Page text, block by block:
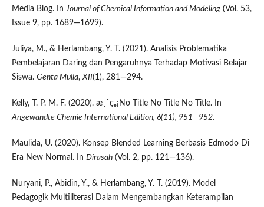
Media Blog. InJournal of Chemical Information and Modeling(Vol. 53,
Issue 9, pp. 1689—1699).
Juliya, M., & Herlambang, Y. T. (2021). Analisis Problematika
Pembelajaran Daring dan Pengaruhnya Terhadap Motivasi Belajar
Siswa. Genta Mulia,XII(1), 281—294.
Kelly, T. P. M. F. (2020). æ¸ˆç„¡No Title No Title No Title. In
Angewandte Chemie International Edition, 6(11), 951—952.
Maulida, U. (2020). Konsep Blended Learning Berbasis Edmodo Di
Era New Normal. In Dirasah(Vol. 2, pp. 121—136).
Nuryani, P., Abidin, Y., & Herlambang, Y. T. (2019). Model
Pedagogik Multiliterasi Dalam Mengembangkan Keterampilan